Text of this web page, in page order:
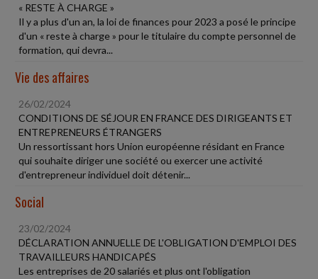
« RESTE À CHARGE »
Il y a plus d'un an, la loi de finances pour 2023 a posé le principe
d'un « reste à charge » pour le titulaire du compte personnel de
formation, qui devra...
Vie des affaires
26/02/2024
CONDITIONS DE SÉJOUR EN FRANCE DES DIRIGEANTS ET
ENTREPRENEURS ÉTRANGERS
Un ressortissant hors Union européenne résidant en France
qui souhaite diriger une société ou exercer une activité
d'entrepreneur individuel doit détenir...
Social
23/02/2024
DÉCLARATION ANNUELLE DE L'OBLIGATION D'EMPLOI DES
TRAVAILLEURS HANDICAPÉS
Les entreprises de 20 salariés et plus ont l'obligation